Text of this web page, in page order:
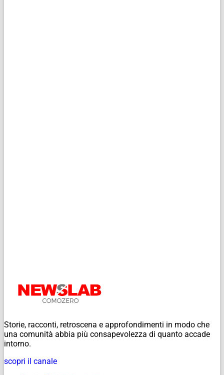
Storie, racconti, retroscena e approfondimenti in modo che
una comunità abbia più consapevolezza di quanto accade
intorno.
scopri il canale